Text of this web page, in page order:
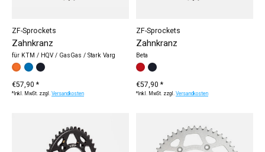
ZF-Sprockets
Zahnkranz
für KTM / HQV / GasGas / Stark Varg
Farbe: *— orange
orange
blauschwarz
€57,90 *
*Inkl. MwSt. zzgl.Versandkosten
ZF-Sprockets
Zahnkranz
Beta
Farbe:
rot schwarz
€57,90 *
*Inkl. MwSt. zzgl.Versandkosten